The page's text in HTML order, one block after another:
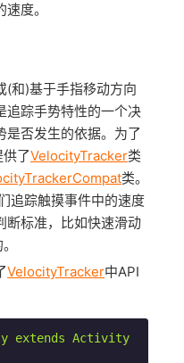
度。
(和)基于手指移动方向
追踪手势特性的一个决
是否发生的依据。为了
了VelocityTracker类
类。
追踪触摸事件中的速度
断标准，比如快速滑动
VelocityTracker中API
extends Activity